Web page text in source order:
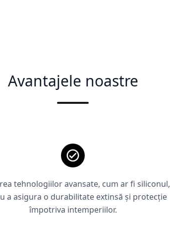
Avantajele noastre
tehnologiilor avansate, cum ar fi siliconul,
a asigura o durabilitate extinsă și protecție
împotriva intemperiilor.